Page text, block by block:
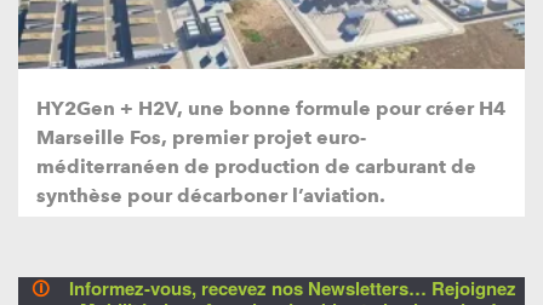
HY2Gen + H2V, une bonne formule pour créer H4
Marseille Fos, premier projet euro-
méditerranéen de production de carburant de
synthèse pour décarboner l’aviation.
🛈
Informez-vous, recevez nos Newsletters… Rejoignez